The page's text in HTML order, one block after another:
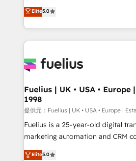
implementations delivered. AI visibility coverage
across ChatGPT, Claude,
Innovation HubSpot Impact
Migration Excellence HubSpot
professionals.
We'll customise your CRM &
processes. Welcome to our Profile! We can help
with... • CRM implementation,
and team training • CRM
Custom API integrations A little about us... • Boutique
for Sales Hub, Marketing Hub,
Hub and Website (CMS) • ISO/IEC
9001:2015 and now... ISO 42001:
Exclusive AI 'GuardHub'
based on ISO 42001 - helping
👈 '𝗖𝗼𝗻𝘁𝗮𝗰𝘁 𝗯𝘂𝘀𝗶𝗻𝗲𝘀𝘀' button to get in touch
Elite5.0
Fuelius | UK • USA • Europe
1998
提供元：Fuelius | UK • USA • Europe |
Fuelius is a 25-year-old digital
marketing automation and CRM
enable mid-market and enterprise
Elite5.0